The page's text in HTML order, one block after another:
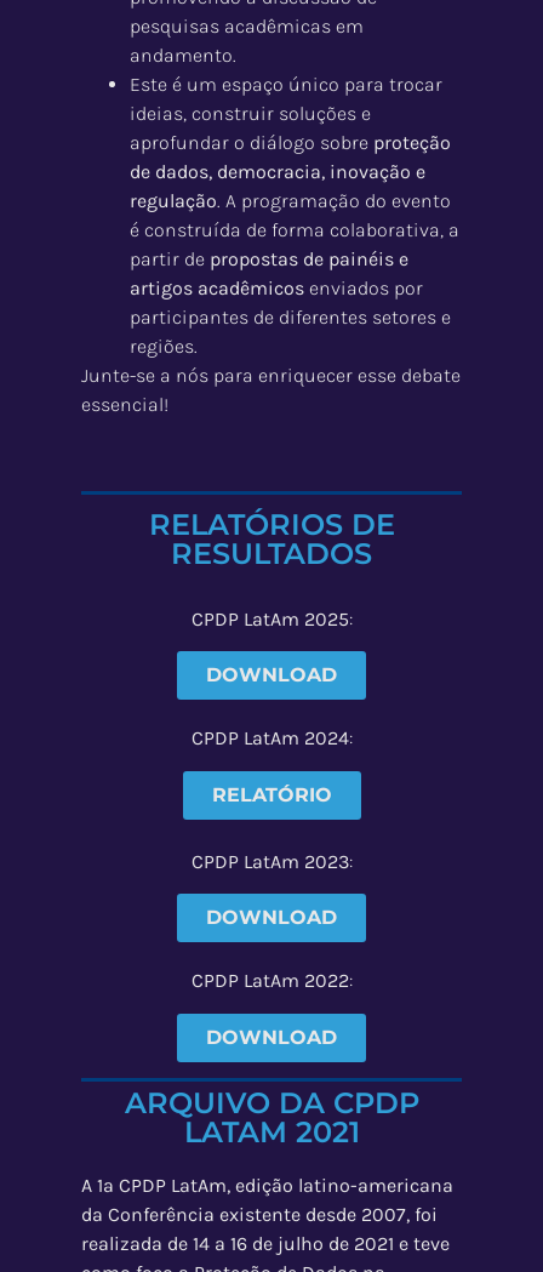
pesquisas acadêmicas em
andamento.
Este é um espaço único para trocar
ideias, construir soluções e
aprofundar o diálogo sobre proteção
de dados, democracia, inovação e
regulação. A programação do evento
é construída de forma colaborativa, a
partir de propostas de painéis e
artigos acadêmicos enviados por
participantes de diferentes setores e
regiões.
Junte-se a nós para enriquecer esse debate
essencial!
RELATÓRIOS DE
RESULTADOS
CPDP LatAm 2025:
DOWNLOAD
CPDP LatAm 2024:
RELATÓRIO
CPDP LatAm 2023:
DOWNLOAD
CPDP LatAm 2022:
DOWNLOAD
ARQUIVO DA CPDP
LATAM 2021
A1ª CPDP LatAm, edição latino-americana
da Conferência existente desde 2007, foi
realizada de 14 a 16 de julho de 2021 e teve